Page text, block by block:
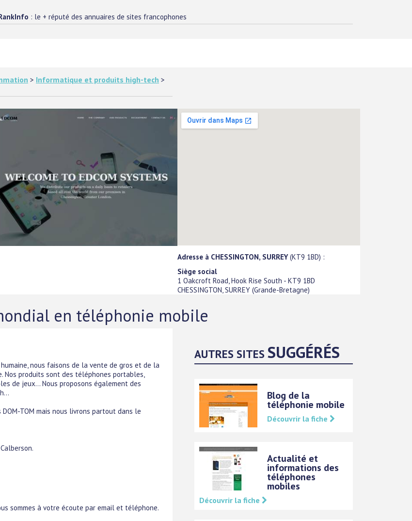
: le + réputé des annuaires de sites francophones
> Informatique et produits high-tech >
Adresse à CHESSINGTON, SURREY(KT9 1BD) :
Siège social
1 Oakcroft Road, Hook Rise South -KT9 1BD
CHESSINGTON, SURREY (Grande-Bretagne)
en téléphonie mobile
nous faisons de la vente de gros et de la
produits sont des téléphones portables,
de jeux... Nous proposons également des
TOM mais nous livrons partout dans le
sommes à votre écoute par email et téléphone.
AUTRES SITESSUGGÉRÉS
Blog de la
téléphonie mobile
Découvrir la fiche
Actualité et
informations des
téléphones
mobiles
Découvrir la fiche